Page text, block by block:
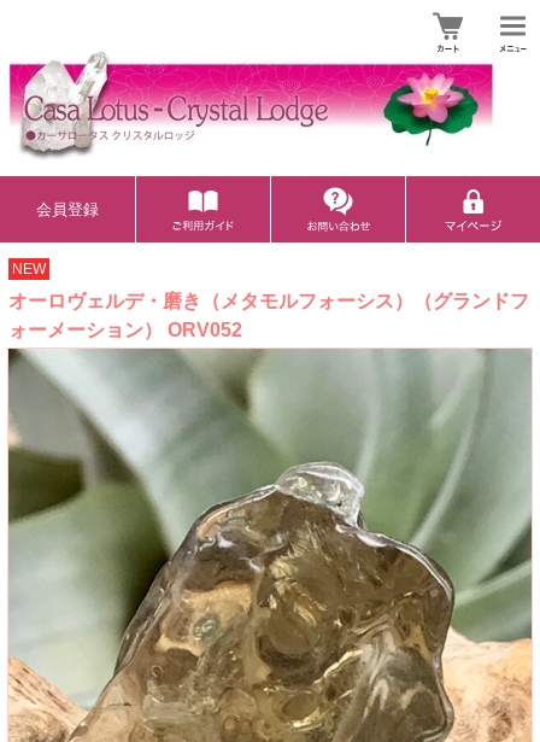
会員登録
NEW
オーロヴェルデ・磨き（メタモルフォーシス）（グランドフ
ォーメーション） ORV052